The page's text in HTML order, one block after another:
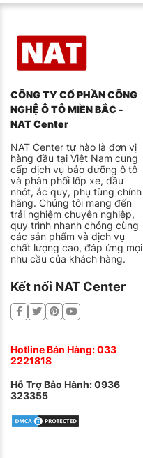
CÔNG TY CỔ PHẦN CÔNG
NGHỆ Ô TÔ MIỀN BẮC -
NAT Center
NAT Center tự hào là đơn vị
hàng đầu tại Việt Nam cung
cấp dịch vụ bảo dưỡng ô tô
và phân phối lốp xe, dầu
nhớt, ắc quy, phụ tùng chính
hãng. Chúng tôi mang đến
trải nghiệm chuyên nghiệp,
quy trình nhanh chóng cùng
các sản phẩm và dịch vụ
chất lượng cao, đáp ứng mọi
nhu cầu của khách hàng.
Kết nối NAT Center
Hotline Bán Hàng:033
2221818
Hỗ Trợ Bảo Hành:0936
323355